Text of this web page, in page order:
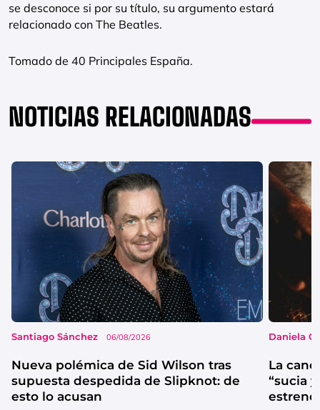
se desconoce si por su título, su argumento estará
relacionado con The Beatles.
Tomado de 40 Principales España.
NOTICIAS RELACIONADAS
Santiago Sánchez 06/08/2026
Nueva polémica de Sid Wilson tras
supuesta despedida de Slipknot: de
esto lo acusan
Daniela
La
“sucia
estrenó